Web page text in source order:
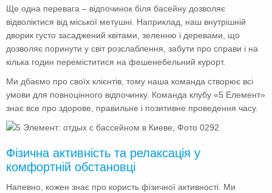
Ще одна перевага – відпочинок біля басейну дозволяє
відволіктися від міської метушні. Наприклад, наш внутрішній
дворик густо засаджений квітами, зеленню і деревами, що
дозволяє поринути у світ розслаблення, забути про справи і на
кілька годин переміститися на фешенебельний курорт.
Ми дбаємо про своїх клієнтів, тому наша команда створює всі
умови для повноцінного відпочинку. Команда клубу «5 Елемент»
знає все про здорове, правильне і позитивне проведення часу.
Фізична активність та релаксація у
комфортній обстановці
Напевно, кожен знає про користь фізичної активності. Ми